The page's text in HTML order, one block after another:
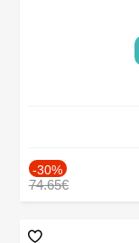
-30%
74.65€